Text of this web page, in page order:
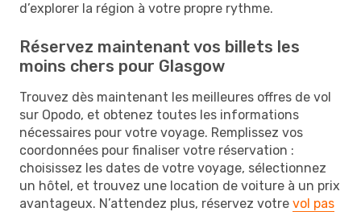
d’explorer la région à votre propre rythme.
Réservez maintenant vos billets les
moins chers pour Glasgow
Trouvez dès maintenant les meilleures offres de vol
sur Opodo, et obtenez toutes les informations
nécessaires pour votre voyage. Remplissez vos
coordonnées pour finaliser votre réservation :
choisissez les dates de votre voyage, sélectionnez
un hôtel, et trouvez une location de voiture à un prix
avantageux. N’attendez plus, réservez votre vol pas